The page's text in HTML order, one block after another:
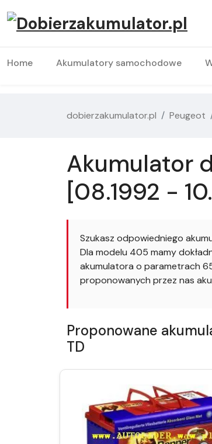
Home Akumulatory samochodowe
dobierzakumulator.pl Peugeot
Akumulator
[08.1992 -
Szukasz odpowiedniego
Dla modelu 405 mamy
akumulatora o parametrach
proponowanych przez nas
Proponowane
TD